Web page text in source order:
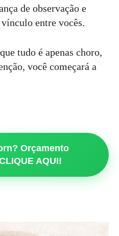
de observação e
entre vocês.
tudo é apenas choro,
você começará a
Orçamento
AQUI!